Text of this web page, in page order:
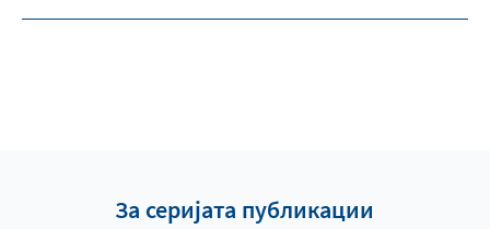
За серијата публикации